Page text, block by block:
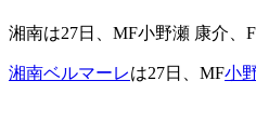
湘南は27日、MF小野瀬 康介、
湘南ベルマーレは27日、MF小